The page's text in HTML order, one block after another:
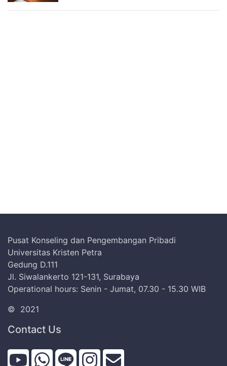
Pusat Konseling dan Pengembangan Pribadi
Universitas Kristen Petra
Gedung D.111
Jl. Siwalankerto 121-131, Surabaya
Operational hours: Senin - Jumat, 07.30 - 15.30 WIB
© 2021
Contact Us